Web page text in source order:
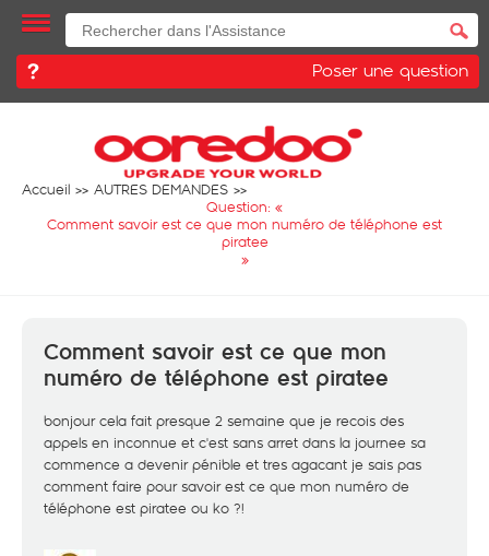
Poser une question
Accueil
AUTRES DEMANDES
Question: «
Comment savoir est ce que mon numéro de téléphone est
piratee
»
Comment savoir est ce que mon
numéro de téléphone est piratee
bonjour cela fait presque 2 semaine que je recois des
appels en inconnue et c'est sans arret dans la journee sa
commence a devenir pénible et tres agacant je sais pas
comment faire pour savoir est ce que mon numéro de
téléphone est piratee ou ko ?!